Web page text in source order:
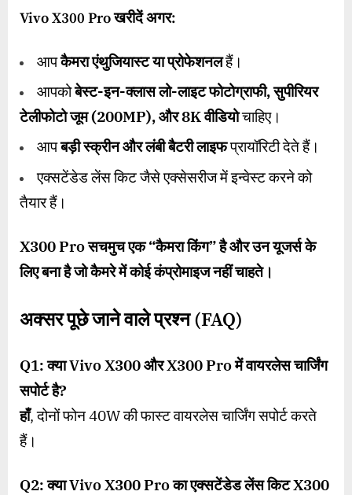
Vivo X300 Proखरीदें अगर:
आपकैमरा एंथुजियास्ट या प्रोफेशनलहैं।
आपकोबेस्ट-इन-क्लास लो-लाइट फोटोग्राफी,सुपीरियर
टेलीफोटो जूम (200MP),और8Kवीडियोचाहिए।
आपबड़ी स्क्रीन और लंबी बैटरी लाइफप्रायॉरिटी देते हैं।
एक्सटेंडेड लेंस किट जैसे एक्सेसरीज में इन्वेस्ट करने को
तैयार हैं।
X300 Proसचमुच एक “कैमरा किंग” है और उन यूजर्स के
लिए बना है जो कैमरे में कोई कंप्रोमाइज नहीं चाहते।
अक्सर पूछे जाने वाले प्रश्न (FAQ)
Q1:क्याVivo X300औरX300 Proमें वायरलेस चार्जिंग
सपोर्ट है?
हाँ, दोनों फोन 40W की फास्ट वायरलेस चार्जिंग सपोर्ट करते
हैं।
Q2:क्याVivo X300 Proका एक्सटेंडेड लेंस किटX300